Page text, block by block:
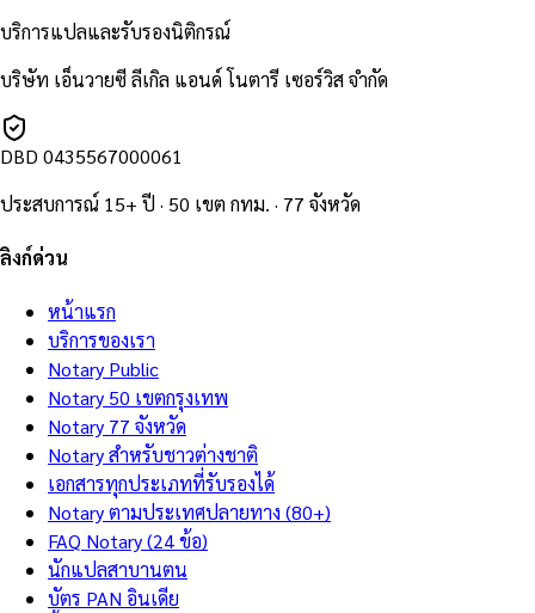
บริการแปลและรับรองนิติกรณ์
บริษัท เอ็นวายซี ลีเกิล แอนด์ โนตารี เซอร์วิส จำกัด
DBD 0435567000061
ประสบการณ์ 15+ ปี · 50 เขต กทม. · 77 จังหวัด
ลิงก์ด่วน
หน้าแรก
บริการของเรา
Notary Public
Notary 50 เขตกรุงเทพ
Notary 77 จังหวัด
Notary สำหรับชาวต่างชาติ
เอกสารทุกประเภทที่รับรองได้
Notary ตามประเทศปลายทาง (80+)
FAQ Notary (24 ข้อ)
นักแปลสาบานตน
บัตร PAN อินเดีย